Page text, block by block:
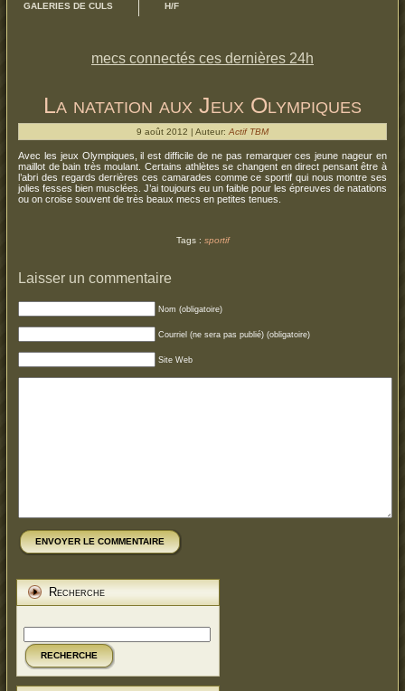
GALERIES DE CULS H/F
mecs connectés ces dernières 24h
La natation aux Jeux Olympiques
9 août 2012 | Auteur: Actif TBM
Avec les jeux Olympiques, il est difficile de ne pas remarquer ces jeune nageur en
maillot de bain très moulant. Certains athlètes se changent en direct pensant être à
l’abri des regards derrières ces camarades comme ce sportif qui nous montre ses
jolies fesses bien musclées. J’ai toujours eu un faible pour les épreuves de natations
ou on croise souvent de très beaux mecs en petites tenues.
Tags : sportif
Laisser un commentaire
Nom (obligatoire)
Courriel (ne sera pas publié) (obligatoire)
Site Web
ENVOYER LE COMMENTAIRE
Recherche
RECHERCHE